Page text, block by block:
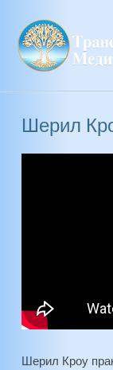
Шерил
Шерил Кроу